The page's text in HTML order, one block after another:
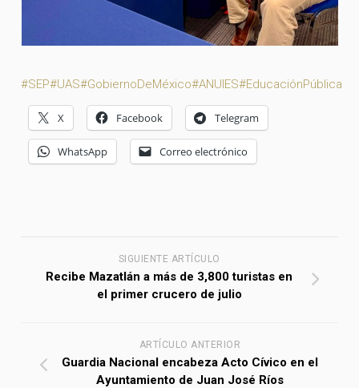
#SEP#UAS#GobiernoDeMéxico#ANUIES#EducaciónPública
X Facebook Telegram
WhatsApp Correo electrónico
SIGUIENTE ARTÍCULO
Recibe Mazatlán a más de 3,800 turistas en
el primer crucero de julio
ARTÍCULO ANTERIOR
Guardia Nacional encabeza Acto Cívico en el
Ayuntamiento de Juan José Ríos